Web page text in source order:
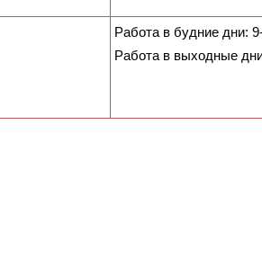
Работа в будние дни:
Работа в выходные